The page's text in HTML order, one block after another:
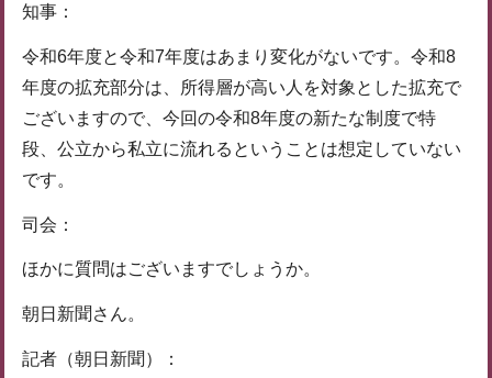
知事：
令和6年度と令和7年度はあまり変化がないです。令和8
年度の拡充部分は、所得層が高い人を対象とした拡充で
ございますので、今回の令和8年度の新たな制度で特
段、公立から私立に流れるということは想定していない
です。
司会：
ほかに質問はございますでしょうか。
朝日新聞さん。
記者（朝日新聞）：